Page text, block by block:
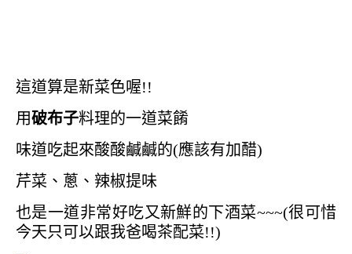
這道算是新菜色喔!!
用破布子料理的一道菜餚
味道吃起來酸酸鹹鹹的(應該有加醋)
芹菜、蔥、辣椒提味
也是一道非常好吃又新鮮的下酒菜~~~(很可惜
今天只可以跟我爸喝茶配菜!!)